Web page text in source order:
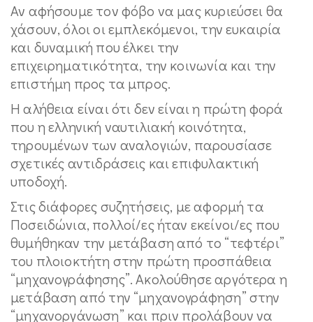
Αν αφήσουμε τον φόβο να μας κυριεύσει θα
χάσουν, όλοι οι εμπλεκόμενοι, την ευκαιρία
και δυναμική που έλκει την
επιχειρηματικότητα, την κοινωνία και την
επιστήμη προς τα μπρος.
Η αλήθεια είναι ότι δεν είναι η πρώτη φορά
που η ελληνική ναυτιλιακή κοινότητα,
τηρουμένων των αναλογιών, παρουσίασε
σχετικές αντιδράσεις και επιφυλακτική
υποδοχή.
Στις διάφορες συζητήσεις, με αφορμή τα
Ποσειδώνια, πολλοί/ες ήταν εκείνοι/ες που
θυμήθηκαν την μετάβαση από το “τεφτέρι”
του πλοιοκτήτη στην πρώτη προσπάθεια
“μηχανογράφησης”. Ακολούθησε αργότερα η
μετάβαση από την “μηχανογράφηση” στην
“μηχανοργάνωση” και πριν προλάβουν να